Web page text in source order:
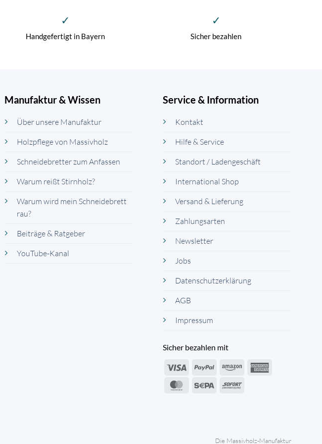
✓
Handgefertigt in Bayern
✓
Sicher bezahlen
Manufaktur & Wissen
Über unsere Manufaktur
Holzpflege von Massivholz
Schneidebretter zum Anfassen
Warum reißt Stirnholz?
Warum wird mein Schneidebrett
rau?
Beiträge & Ratgeber
YouTube-Kanal
Service & Information
Kontakt
Hilfe & Service
Standort / Ladengeschäft
International Shop
Versand & Lieferung
Zahlungsarten
Newsletter
Jobs
Datenschutzerklärung
AGB
Impressum
Sicher bezahlen mit
Visa PayPal Amazon
MasterCard
Sepa Sofort
Die Massivholz-Manufaktur